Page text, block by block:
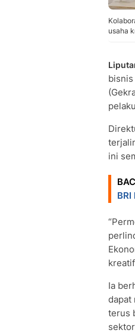
usaha
bisnis
ini
Ia
dapat
terus